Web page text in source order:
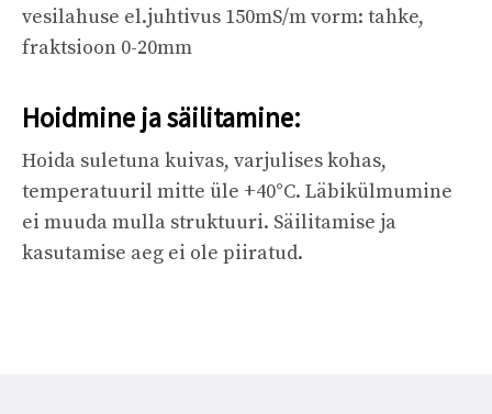
vesilahuse el.juhtivus 150mS/m vorm: tahke,
fraktsioon 0-20mm
Hoidmine ja säilitamine:
Hoida suletuna kuivas, varjulises kohas,
temperatuuril mitte üle +40°C. Läbikülmumine
ei muuda mulla struktuuri. Säilitamise ja
kasutamise aeg ei ole piiratud.